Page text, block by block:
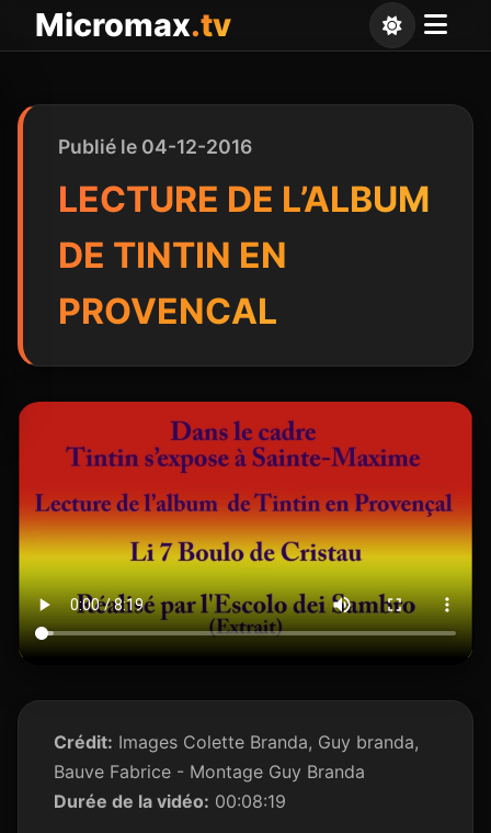
Micromax.tv
Publié le 04-12-2016
LECTURE DE L’ALBUM
DE TINTIN EN
PROVENCAL
Crédit: Images Colette Branda, Guy branda,
Bauve Fabrice - Montage Guy Branda
Durée de la vidéo: 00:08:19
Panneau de gestion des cookies